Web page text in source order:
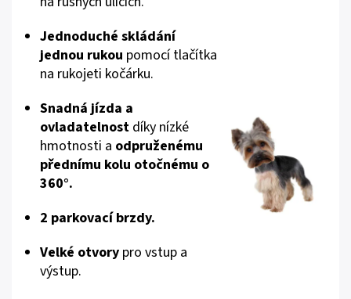
Jednoduché skládání
jednou rukou pomocí tlačítka
na rukojeti kočárku.
Snadná jízda a
ovladatelnost díky nízké
hmotnosti a odpruženému
přednímu kolu otočnému o
360°.
2 parkovací brzdy.
Velké otvory pro vstup a
výstup.